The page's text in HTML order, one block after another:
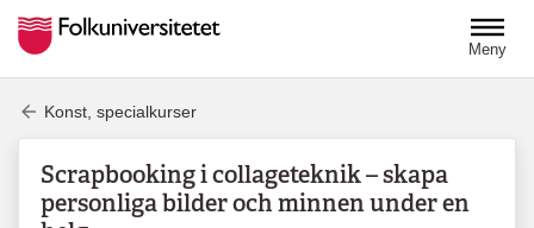
Meny
Konst, specialkurser
Scrapbooking i collageteknik – skapa
personliga bilder och minnen under en